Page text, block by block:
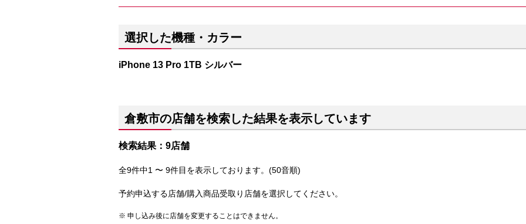
選択した機種・カラー
iPhone 13 Pro 1TB シルバー
倉敷市の店舗を検索した結果を表示しています
検索結果：9店舗
全9件中1 〜 9件目を表示しております。(50音順)
予約申込する店舗/購入商品受取り店舗を選択してください。
申し込み後に店舗を変更することはできません。